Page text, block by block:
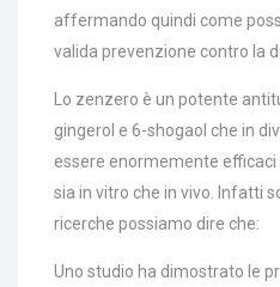
affermando quindi come
valida prevenzione contro la
Lo zenzero è un potente
gingerol e 6-shogaol che in
essere enormemente
sia in vitro che in vivo. Infatti
ricerche possiamo dire che:
Uno studio ha dimostrato le